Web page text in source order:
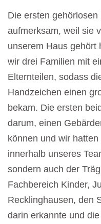
Die ersten
aufmerksam, weil sie
unserem Haus gehört
wir drei Familien mit
Elternteilen, sodass
Handzeichen einen
bekam. Die ersten
darum, einen
können und wir
innerhalb unseres
sondern auch der
Fachbereich Kinder,
Recklinghausen, den
darin erkannte und